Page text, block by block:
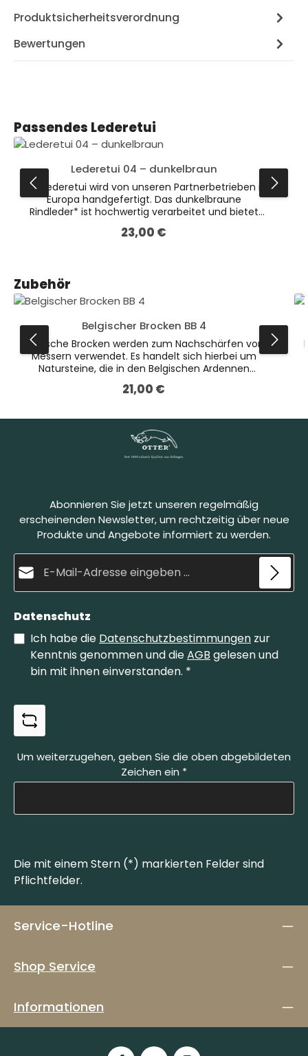
Produktsicherheitsverordnung
Bewertungen
Produktgalerie überspringen
Passendes Lederetui
Lederetui 04 – dunkelbraun
Das Lederetui wird von unseren Partnerbetrieben in
Europa handgefertigt. Das dunkelbraune
Rindleder* ist hochwertig verarbeitet und bietet
die größere Variante unserer dunkelbraunen
Regulärer Preis:
23,00 €
Produktgalerie überspringen
Zubehör
Belgischer Brocken BB 4
Belgische Brocken werden zum Nachschärfen von
Messern verwendet. Es handelt sich hierbei um
Natursteine, die in den Belgischen Ardennen
Zusammensetzung ermöglicht ein feines und
Schicht wird zum Schleifen verwendet, die
Schieferlage an der Unterseite dient lediglich zur
Verstärkung des Schleifsteins. Zum Schleifen wird
der Belgische Brocken angefeuchtet. Die Klinge
welche die Klinge fein schleift und gleichzeitig
poliert. Der Belgische Brocken Größe 4 ist die
kleinere Variante unserer Brocken.
Regulärer Preis:
21,00 €
Abonnieren Sie jetzt unseren regelmäßig
erscheinenden Newsletter, um rechtzeitig über neue
Produkte und Angebote informiert zu werden.
Datenschutz
Ich habe die Datenschutzbestimmungen zur
Kenntnis genommen und dieAGB gelesen und
bin mit ihnen einverstanden. *
Um weiterzugehen, geben Sie die oben abgebildeten
Zeichen ein *
Die mit einem Stern (*) markierten Felder sind
Pflichtfelder.
Service-Hotline
Shop Service
Informationen